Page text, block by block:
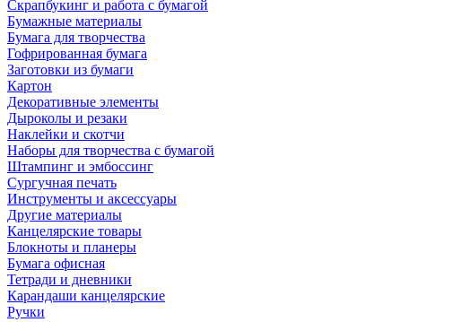
Скрапбукинг и работа с бумагой
Бумажные материалы
Бумага для творчества
Гофрированная бумага
Заготовки из бумаги
Картон
Декоративные элементы
Дыроколы и резаки
Наклейки и скотчи
Наборы для творчества с бумагой
Штампинг и эмбоссинг
Сургучная печать
Инструменты и аксессуары
Другие материалы
Канцелярские товары
Блокноты и планеры
Бумага офисная
Тетради и дневники
Карандаши канцелярские
Ручки